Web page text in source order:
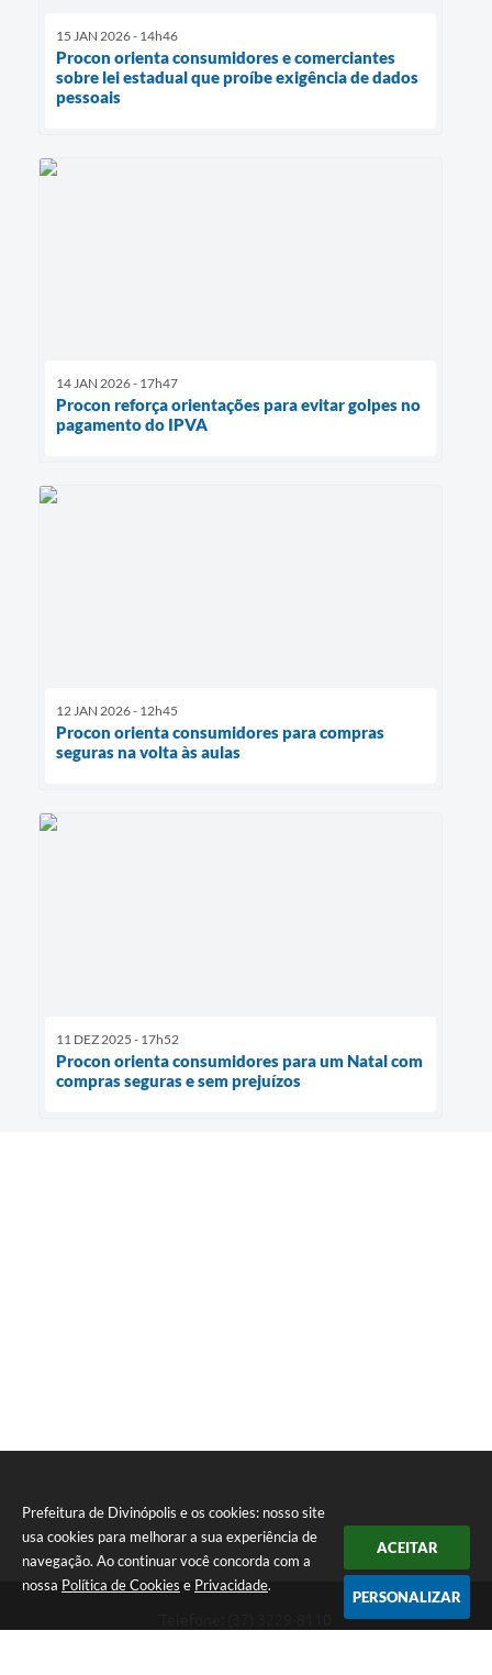
Prefeitura de Divinópolis e os cookies: nosso site
usa cookies para melhorar a sua experiência de
navegação. Ao continuar você concorda com a
nossa Política de Cookies e Privacidade.
ACEITAR
PERSONALIZAR
15 JAN 2026 - 14h46
Procon orienta consumidores e comerciantes
sobre lei estadual que proíbe exigência de dados
pessoais
14 JAN 2026 - 17h47
Procon reforça orientações para evitar golpes no
pagamento do IPVA
12 JAN 2026 - 12h45
Procon orienta consumidores para compras
seguras na volta às aulas
11 DEZ 2025 - 17h52
Procon orienta consumidores para um Natal com
compras seguras e sem prejuízos